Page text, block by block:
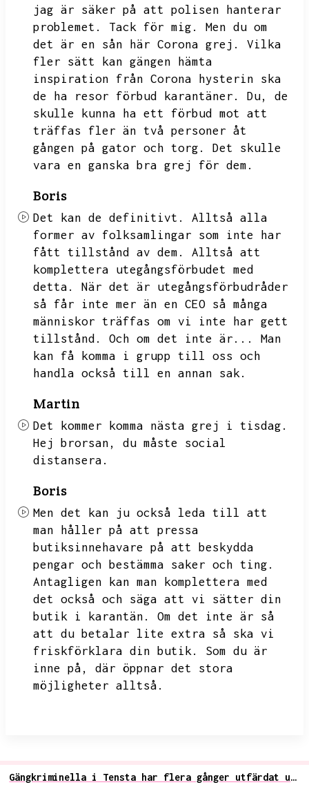
jag är säker på att polisen hanterar
problemet.
Tack för mig.
Men du om
det är en sån här Corona grej.
Vilka
fler sätt kan gängen hämta
inspiration från Corona hysterin ska
de ha resor förbud karantäner.
Du,
de
skulle kunna ha ett förbud mot att
träffas fler än två personer åt
gången på gator och torg.
Det skulle
vara en ganska bra grej för dem.
Boris
Det kan de definitivt.
Alltså alla
former av folksamlingar som inte har
fått tillstånd av dem.
Alltså att
komplettera utegångsförbudet med
detta.
När det är utegångsförbudråder
så får inte mer än en CEO så många
människor träffas om vi inte har gett
tillstånd.
Och om det inte är...
Man
kan få komma i grupp till oss och
handla också till en annan sak.
Martin
Det kommer komma nästa grej i tisdag.
Hej brorsan,
du måste social
distansera.
Boris
Men det kan ju också leda till att
man håller på att pressa
butiksinnehavare på att beskydda
pengar och bestämma saker och ting.
Antagligen kan man komplettera med
det också och säga att vi sätter din
butik i karantän.
Om det inte är så
att du betalar lite extra så ska vi
friskförklara din butik.
Som du är
inne på,
där öppnar det stora
möjligheter alltså.
Gängkriminella i Tensta har flera gånger utfärdat utegångsförbud för boende i området